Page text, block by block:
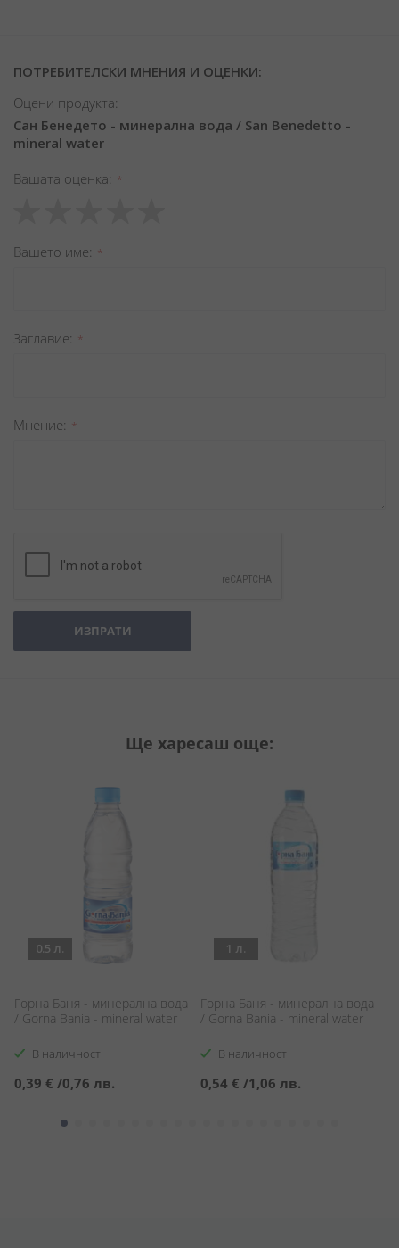
ПОТРЕБИТЕЛСКИ МНЕНИЯ И ОЦЕНКИ:
Оцени продукта:
Сан Бенедето - минерална вода / San Benedetto -
mineral water
Вашата оценка
star
stars
stars
stars
stars
Вашето име
Заглавиe
Мнение
ИЗПРАТИ
Ще харесаш още:
0.5 л.
Горна Баня - минерална вода
/ Gorna Bania - mineral water
В наличност
0,39 € /0,76 лв.
1 л.
Горна Баня - минерална вода
/ Gorna Bania - mineral water
В наличност
0,54 € /1,06 лв.